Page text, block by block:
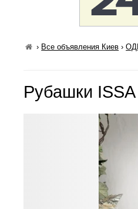
› Все объявления Киев ›
Рубашки